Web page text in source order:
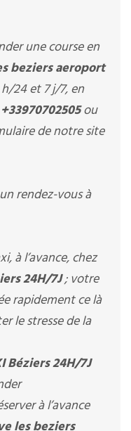
une course en
beziers aeroport
24 et 7 j/7, en
+33970702505ou
de notre site
rendez-vous à
à l’avance, chez
24H/7J; votre
rapidement ce là
le stresse de la
Béziers 24H/7J
à l’avance